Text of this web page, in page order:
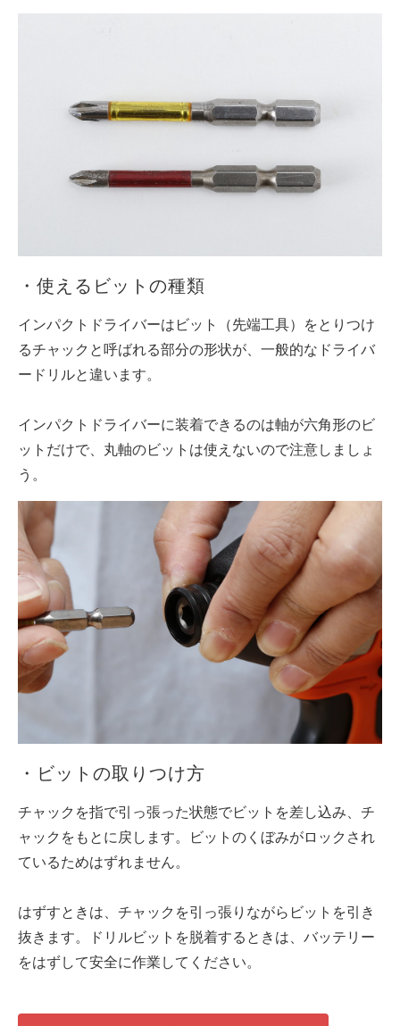
・使えるビットの種類
インパクトドライバーはビット（先端工具）をとりつけ
るチャックと呼ばれる部分の形状が、一般的なドライバ
ードリルと違います。
インパクトドライバーに装着できるのは軸が六角形のビ
ットだけで、丸軸のビットは使えないので注意しましょ
う。
・ビットの取りつけ方
チャックを指で引っ張った状態でビットを差し込み、チ
ャックをもとに戻します。ビットのくぼみがロックされ
ているためはずれません。
はずすときは、チャックを引っ張りながらビットを引き
抜きます。ドリルビットを脱着するときは、バッテリー
をはずして安全に作業してください。